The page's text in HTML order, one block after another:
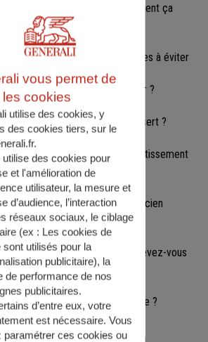
aux enchères : comment ça
à l'étranger : les pièges à éviter
un acte notarié à l'étranger ?
d'un bien immobilier : à quoi ça sert ?
: l'avantage fiscal pour l'investissement
: les atouts de l'immobilier ancien
: quelles précautions devez-vous
loué : quelle est la procédure ?
le viager mixte ?
vous permet de
cookies
utilise des cookies, y
des cookies tiers, sur le
utilise des cookies pour
et l'amélioration de
utilisateur, la mesure et
d’audience, l’interaction
réseaux sociaux, le ciblage
(ex : Les cookies de
sont utilisés pour la
publicitaire), la
de performance de nos
publicitaires.
d’entre eux, votre
est nécessaire. Vous
paramétrer ces cookies ou